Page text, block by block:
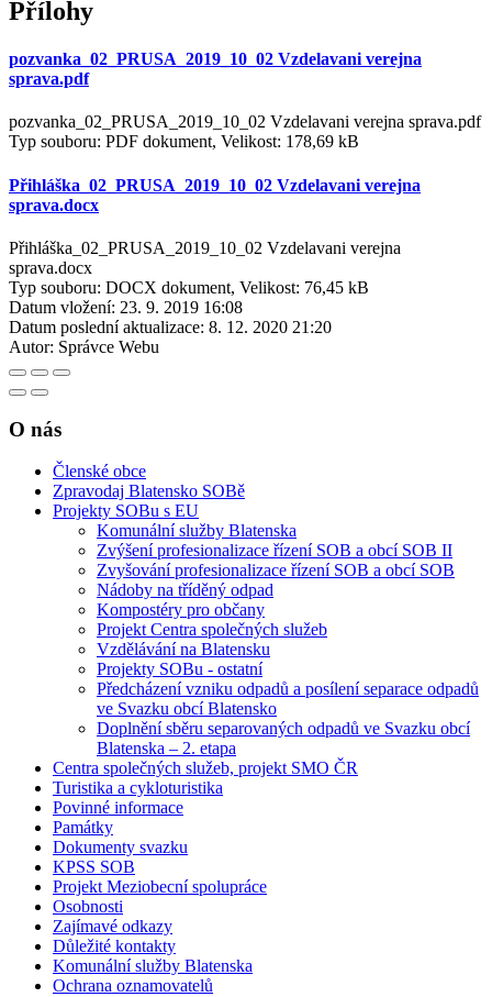
Přílohy
pozvanka_02_PRUSA_2019_10_02 Vzdelavani verejna
sprava.pdf
pozvanka_02_PRUSA_2019_10_02 Vzdelavani verejna sprava.pdf
Typ souboru: PDF dokument, Velikost: 178,69 kB
Přihláška_02_PRUSA_2019_10_02 Vzdelavani verejna
sprava.docx
Přihláška_02_PRUSA_2019_10_02 Vzdelavani verejna
sprava.docx
Typ souboru: DOCX dokument, Velikost: 76,45 kB
Datum vložení: 23. 9. 2019 16:08
Datum poslední aktualizace: 8. 12. 2020 21:20
Autor: Správce Webu
O nás
Členské obce
Zpravodaj Blatensko SOBě
Projekty SOBu s EU
Komunální služby Blatenska
Zvýšení profesionalizace řízení SOB a obcí SOB II
Zvyšování profesionalizace řízení SOB a obcí SOB
Nádoby na tříděný odpad
Kompostéry pro občany
Projekt Centra společných služeb
Vzdělávání na Blatensku
Projekty SOBu - ostatní
Předcházení vzniku odpadů a posílení separace odpadů
ve Svazku obcí Blatensko
Doplnění sběru separovaných odpadů ve Svazku obcí
Blatenska – 2. etapa
Centra společných služeb, projekt SMO ČR
Turistika a cykloturistika
Povinné informace
Památky
Dokumenty svazku
KPSS SOB
Projekt Meziobecní spolupráce
Osobnosti
Zajímavé odkazy
Důležité kontakty
Komunální služby Blatenska
Ochrana oznamovatelů